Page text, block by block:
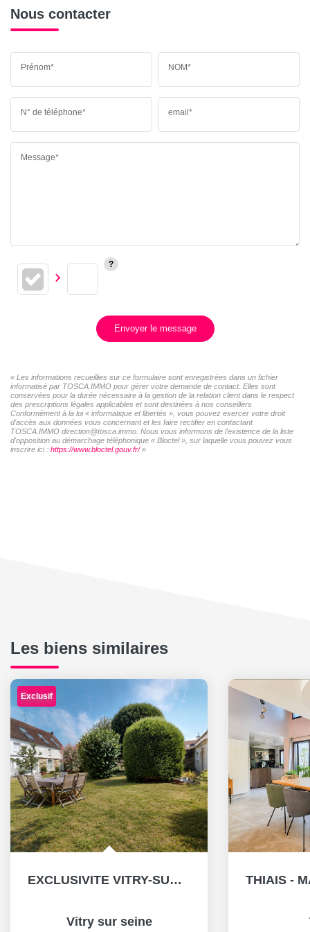
Nous contacter
Prénom* NOM*
N° de téléphone* email*
Message*
Envoyer le message
« Les informations recueillies sur ce formulaire sont enregistrées dans un fichier
informatisé par TOSCA.IMMO pour gérer votre demande de contact. Elles sont
conservées pour la durée nécessaire à la gestion de la relation client dans le respect
des prescriptions légales applicables et sont destinées à nos conseillers
Conformément à la loi « informatique et libertés », vous pouvez exercer votre droit
d'accès aux données vous concernant et les faire rectifier en contactant
TOSCA.IMMO direction@tosca.immo. Nous vous informons de l'existence de la liste
d'opposition au démarchage téléphonique « Bloctel », sur laquelle vous pouvez vous
inscrire ici : https://www.bloctel.gouv.fr/»
Les biens similaires
Exclusif
EXCLUSIVITE VITRY-SUR-SEINE - UNE MAISON DANS UN LIEU HORS...
Vitry sur seine